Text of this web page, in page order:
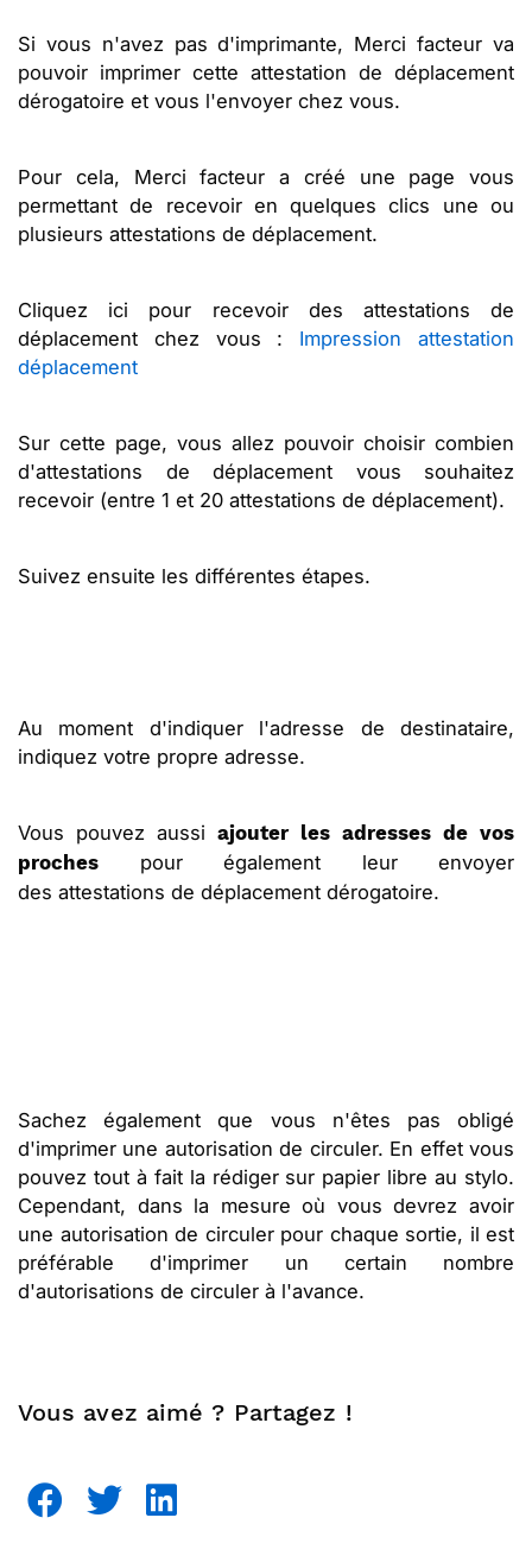
Si vous n'avez pas d'imprimante, Merci facteur va
pouvoir imprimer cette attestation de déplacement
dérogatoire et vous l'envoyer chez vous.
Pour cela, Merci facteur a créé une page vous
permettant de recevoir en quelques clics une ou
plusieurs attestations de déplacement.
Cliquez ici pour recevoir des attestations de
déplacement chez vous : Impression attestation
déplacement
Sur cette page, vous allez pouvoir choisir combien
d'attestations de déplacement vous souhaitez
recevoir (entre 1 et 20 attestations de déplacement).
Suivez ensuite les différentes étapes.
Au moment d'indiquer l'adresse de destinataire,
indiquez votre propre adresse.
Vous pouvez aussi ajouter les adresses de vos
proches pour également leur envoyer
des attestations de déplacement dérogatoire.
Sachez également que vous n'êtes pas obligé
d'imprimer une autorisation de circuler. En effet vous
pouvez tout à fait la rédiger sur papier libre au stylo.
Cependant, dans la mesure où vous devrez avoir
une autorisation de circuler pour chaque sortie, il est
préférable d'imprimer un certain nombre
d'autorisations de circuler à l'avance.
Vous avez aimé ? Partagez !